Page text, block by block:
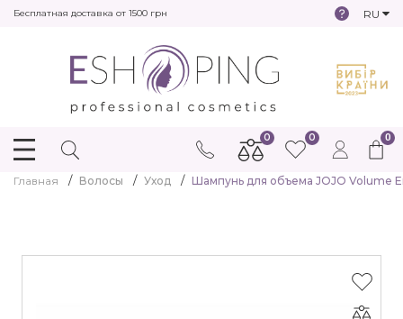
Бесплатная доставка от 1500 грн RU
0
0 0
Главная Волосы Уход Шампунь для объема JOJO Volume